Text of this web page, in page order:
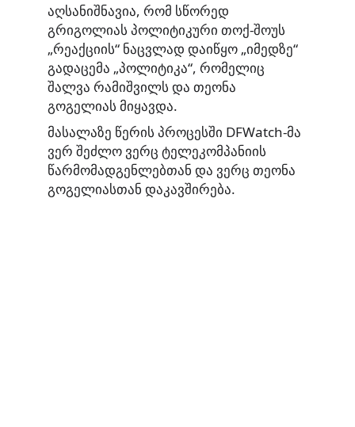
აღსანიშნავია, რომ სწორედ
გრიგოლიას პოლიტიკური თოქ-შოუს
„რეაქციის“ ნაცვლად დაიწყო „იმედზე“
გადაცემა „პოლიტიკა“, რომელიც
შალვა რამიშვილს და თეონა
გოგელიას მიყავდა.
მასალაზე წერის პროცესში DFWatch-მა
ვერ შეძლო ვერც ტელეკომპანიის
წარმომადგენლებთან და ვერც თეონა
გოგელიასთან დაკავშირება.